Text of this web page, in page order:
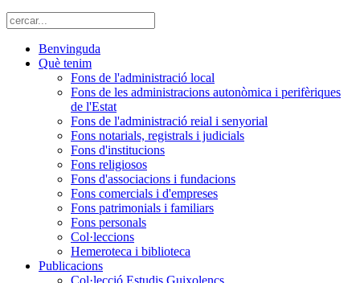
Benvinguda
Què tenim
Fons de l'administració local
Fons de les administracions autonòmica i perifèriques
de l'Estat
Fons de l'administració reial i senyorial
Fons notarials, registrals i judicials
Fons d'institucions
Fons religiosos
Fons d'associacions i fundacions
Fons comercials i d'empreses
Fons patrimonials i familiars
Fons personals
Col·leccions
Hemeroteca i biblioteca
Publicacions